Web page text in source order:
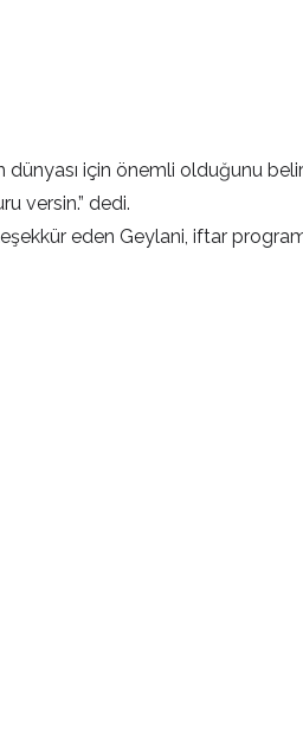
için önemli olduğunu
versin.” dedi.
eden Geylani, iftar